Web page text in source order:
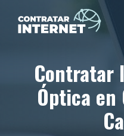
Contratar
Óptica en